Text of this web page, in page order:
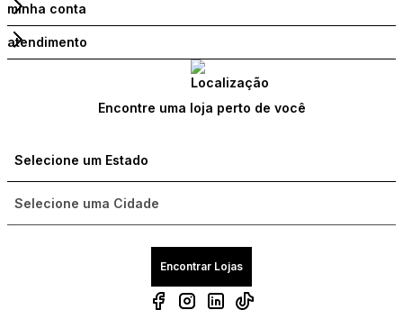
minha conta
atendimento
Encontre uma loja perto de você
Encontrar Lojas